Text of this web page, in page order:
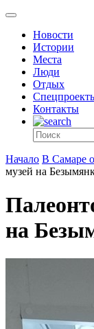
Новости
Истории
Места
Люди
Отдых
Контакты
Начало В Самаре
музей на
на